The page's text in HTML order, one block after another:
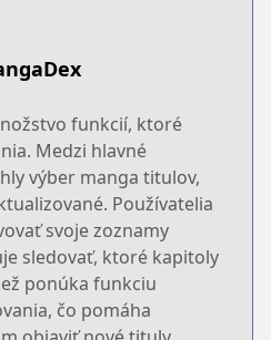
funkcií, ktoré
Medzi hlavné
výber manga titulov,
Používatelia
svoje zoznamy
sledovať, ktoré kapitoly
ponúka funkciu
čo pomáha